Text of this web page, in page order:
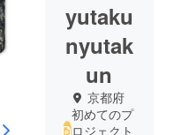
yutaku
nyutak
un
京都府
初めてのプ
ロジェクト